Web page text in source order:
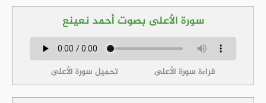
سورة الأعلى بصوت أحمد نعينع
قراءة سورة الأعلى تحميل سورة الأعلى